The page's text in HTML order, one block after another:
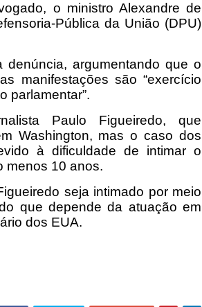
o ministro Alexandre de
Pública da União (DPU)
argumentando que o
manifestações são “exercício
parlamentar”.
Paulo Figueiredo, que
Washington, mas o caso dos
à dificuldade de intimar o
menos 10 anos.
seja intimado por meio
que depende da atuação em
dos EUA.